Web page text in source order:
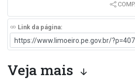
Link da página:
Veja mais